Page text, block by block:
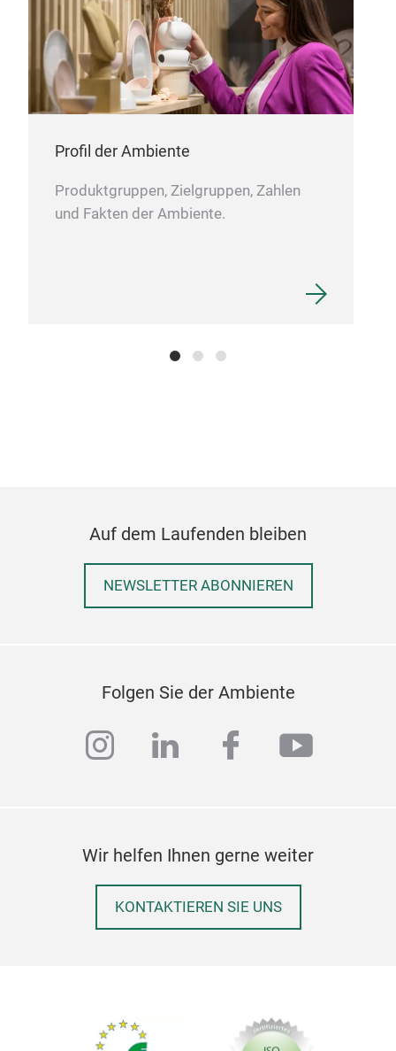
Profil der Ambiente
Produktgruppen, Zielgruppen, Zahlen
und Fakten der Ambiente.
Auf dem Laufenden bleiben
NEWSLETTER ABONNIEREN
Folgen Sie der Ambiente
instagram
linkedinfacebook
Wir helfen Ihnen gerne weiter
KONTAKTIEREN SIE UNS